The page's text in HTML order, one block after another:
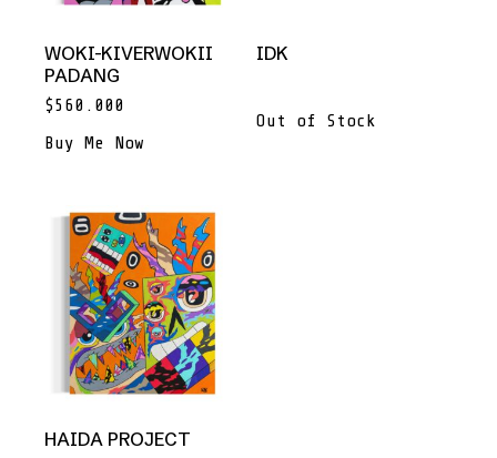
WOKI-KIVERWOKII
PADANG
$560.000
Buy Me Now
IDK
Out of Stock
HAIDA PROJECT